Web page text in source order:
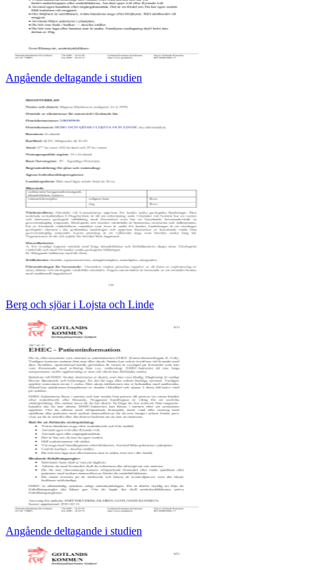
Angående deltagande i studien
Berg och sjöar i Lojsta och Linde
Angående deltagande i studien